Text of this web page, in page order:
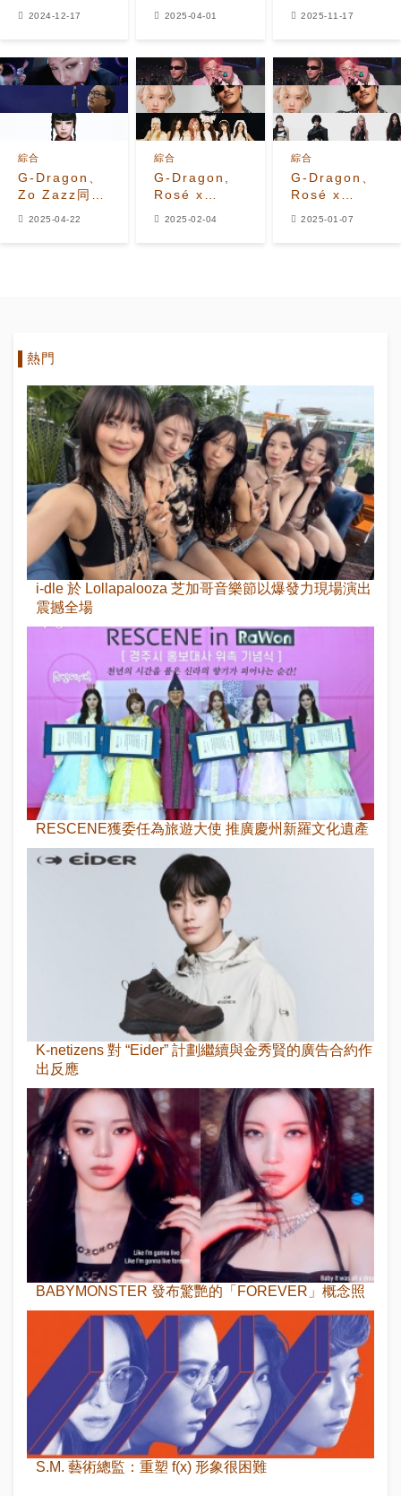
x Bruno
2024年12月
第三周登頂
Instiz榜單
2024-12-17
Jennie喺
Instiz榜單
2025-04-01
Music美國區
Top 50榜單
2025-11-17
G-Dragon、
Zo Zazz同埋
Jennie喺
綜合
2025-04-22
G-Dragon,
Rosé x
Bruno Mars,
綜合
2025-02-04
G-Dragon、
Rosé x
Bruno Mars
綜合
2025-01-07
熱門
i-dle 於 Lollapalooza 芝加哥音樂節以爆發力現場演出
震撼全場
RESCENE獲委任為旅遊大使 推廣慶州新羅文化遺產
K-netizens 對 “Eider” 計劃繼續與金秀賢的廣告合約作
出反應
BABYMONSTER 發布驚艷的「FOREVER」概念照
S.M. 藝術總監：重塑 f(x) 形象很困難